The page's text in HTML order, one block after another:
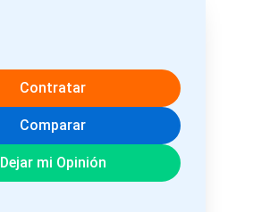
Contratar
Comparar
Dejar mi Opinión